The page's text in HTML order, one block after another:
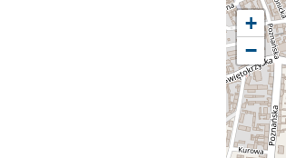
+
−